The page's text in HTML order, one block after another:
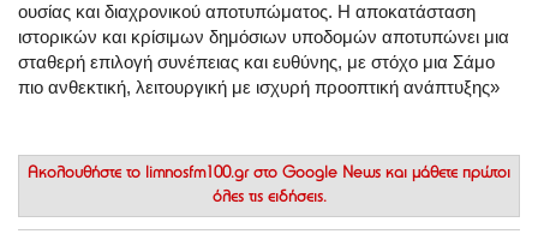
ουσίας και διαχρονικού αποτυπώματος. Η αποκατάσταση
ιστορικών και κρίσιμων δημόσιων υποδομών αποτυπώνει μια
σταθερή επιλογή συνέπειας και ευθύνης, με στόχο μια Σάμο
πιο ανθεκτική, λειτουργική με ισχυρή προοπτική ανάπτυξης»
Ακολουθήστε το limnosfm100.gr στο Google News και μάθετε πρώτοι
όλες τις ειδήσεις.